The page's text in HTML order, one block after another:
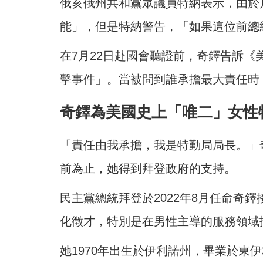
俄亥俄州共和黨眾議員特納表示，由
能」，但是特納警告，「如果這位前
在7月22日赴國會聽證前，奇鐸告訴《
擊事件」。當被問到誰承擔最大責任
奇鐸為美國史上「唯二」女
「責任由我承擔，我是特勤局局長。
前為止，她得到拜登政府的支持。
民主黨總統拜登於2022年8月任命奇
化徵才，特別是在男性主導的服務領域
她1970年出生於伊利諾州，畢業於東